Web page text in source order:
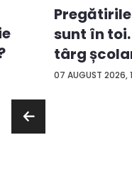
07 AUGUST 2026,
sunt în
târg
con...